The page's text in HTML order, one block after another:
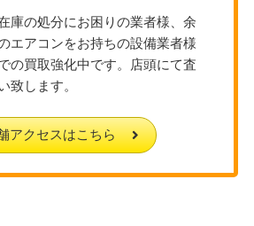
庫の処分にお困りの業者様、余
エアコンをお持ちの設備業者様
の買取強化中です。店頭にて査
致します。
アクセスはこちら